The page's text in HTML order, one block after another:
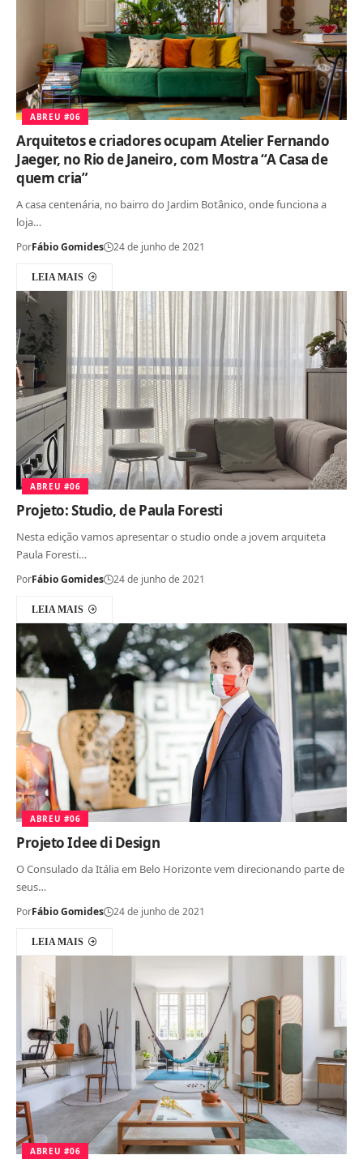
ABREU #06
Arquitetos e criadores ocupam Atelier Fernando
Jaeger, no Rio de Janeiro, com Mostra “A Casa de
quem cria”
A casa centenária, no bairro do Jardim Botânico, onde funciona a
loja…
PorFábio Gomides 24 de junho de 2021
LEIA MAIS
ABREU #06
Projeto: Studio, de Paula Foresti
Nesta edição vamos apresentar o studio onde a jovem arquiteta
Paula Foresti…
PorFábio Gomides 24 de junho de 2021
LEIA MAIS
ABREU #06
Projeto Idee di Design
O Consulado da Itália em Belo Horizonte vem direcionando parte de
seus…
PorFábio Gomides 24 de junho de 2021
LEIA MAIS
ABREU #06